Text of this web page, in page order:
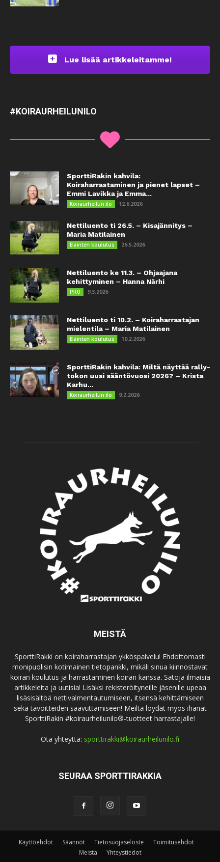
Lue lisää artikkeleitamme!
#KOIRAURHEILUNILO
SporttiRakin kahvila:
Koiraharrastaminen ja pienet lapset –
Emmi Lavikka ja Emma...
Koiraurheilun ilo 12.6.2026
Nettiluento ti 26.5. – Kisajännitys –
Maria Matilainen
Eläinten koulutus 26.5.2026
Nettiluento ke 11.3. – Ohjaajana
kehittyminen – Hanna Närhi
PRO 9.3.2026
Nettiluento ti 10.2. – Koiraharrastajan
mielentila – Maria Matilainen
Eläinten koulutus 10.2.2026
SporttiRakin kahvila: Miltä näyttää rally-
tokon uusi sääntövuosi 2026? – Krista
Karhu...
Koiraurheilun ilo 9.2.2026
MEISTÄ
SporttiRakki on koiraharrastajan ykköspalvelu! Ehdottomasti
monipuolisin kotimainen tietopankki, mikäli sinua kiinnostavat
koiran koulutus ja harrastaminen koiran kanssa. Satoja ilmaisia
artikkeleita ja uutisia! Lisäksi rekisteröityneille jäsenille upeaa
lisäsisältöä nettivalmentautumiseen, itsensä kehittämiseen
sekä tavoitteiden saavuttamiseen! Meiltä löydät myös ihanat
SporttiRakin #koiraurheilunilo®-tuotteet harrastajalle!
Ota yhteyttä: sporttirakki@koiraurheilunilo.fi
SEURAA SPORTTIRAKKIA
Käyttöehdot Säännöt Tietosuojaseloste
Toimitusehdot
Meistä
Yhteystiedot